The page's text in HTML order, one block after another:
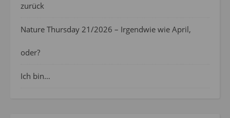
zurück
Nature Thursday 21/2026 – Irgendwie wie April,
oder?
Ich bin…